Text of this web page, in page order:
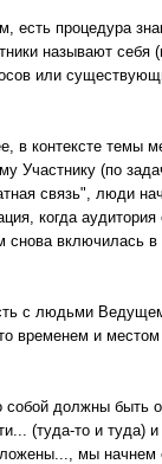
есть процедура
называют
или
в контексте темы
Участнику (по
связь", люди
когда
снова включилась в
с людьми
временем и
собой должны быть
(туда-то и туда)
мы начнем